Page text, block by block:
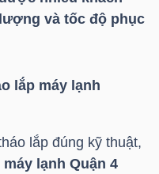
và tốc độ phục
lắp máy lạnh
lắp đúng kỹ thuật,
lạnh Quận 4